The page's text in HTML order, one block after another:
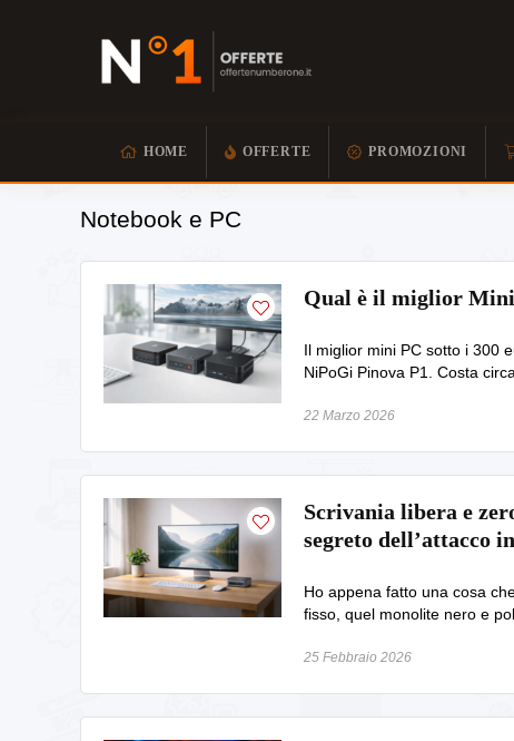
HOME OFFERTE PROMOZIONI
Notebook e PC
Qual è il miglior Mini
Il miglior mini PC sotto i 300
NiPoGi Pinova P1. Costa
22 Marzo 2026
Scrivania libera e
segreto dell’attacco
Ho appena fatto una cosa
fisso, quel monolite nero e
25 Febbraio 2026